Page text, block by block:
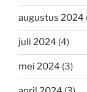
augustus 2024
juli 2024 (4)
mei 2024 (3)